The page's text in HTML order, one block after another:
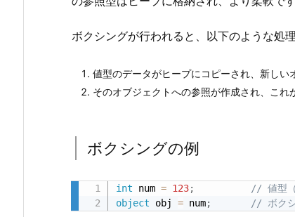
仕
み
1.
ボ
ン
の
例
ボクシングが行われると、以下のような処
値型のデータがヒープにコピーされ、新しい
そのオブジェクトへの参照が作成され、これ
ボクシングの例
int num = 123;
// 値型
object obj = num; // ボクシ